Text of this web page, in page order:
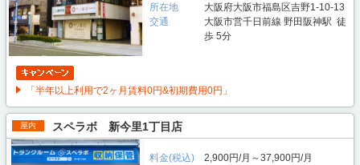
所在地
大阪府大阪市福島区吉野1-10-13
交通
大阪市営千日前線 野田阪神駅 徒
歩 5分
「半年以上利用で2ヶ月賃料0円&初期費用0円」
屋内 スペラボ 新今里1丁目店
料金(税込)
2,900円/月～37,900円/月